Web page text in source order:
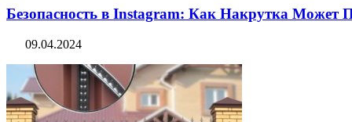
Безопасность в Instagram: Как Накрутка
09.04.2024